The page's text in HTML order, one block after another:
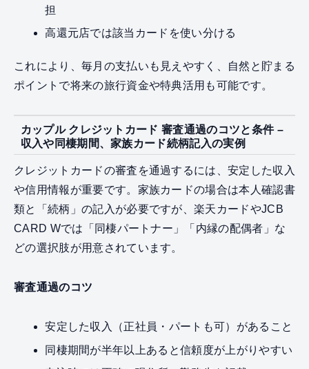
担
高還元店では該当カードを使い分ける
これにより、毎月の支払いも見えやすく、自然と貯まる
ポイントで将来の旅行資金や特典活用も可能です。
カップル クレジットカード 審査通過のコツと条件 –
収入や同棲期間、家族カード続柄記入の実例
クレジットカードの審査を通過するには、安定した収入
や信用情報が重要です。家族カードの場合は本人確認書
類と「続柄」の記入が必要ですが、楽天カードやJCB
CARD Wでは「同棲パートナー」「内縁の配偶者」な
どの選択肢が用意されています。
審査通過のコツ
安定した収入（正社員・パートも可）があること
同棲期間が半年以上あると信頼度が上がりやすい